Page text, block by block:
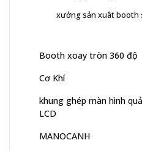
xưởng sản xuât booth
Booth xoay tròn 360 độ
Cơ Khí
khung ghép màn hình
LCD
MANOCANH